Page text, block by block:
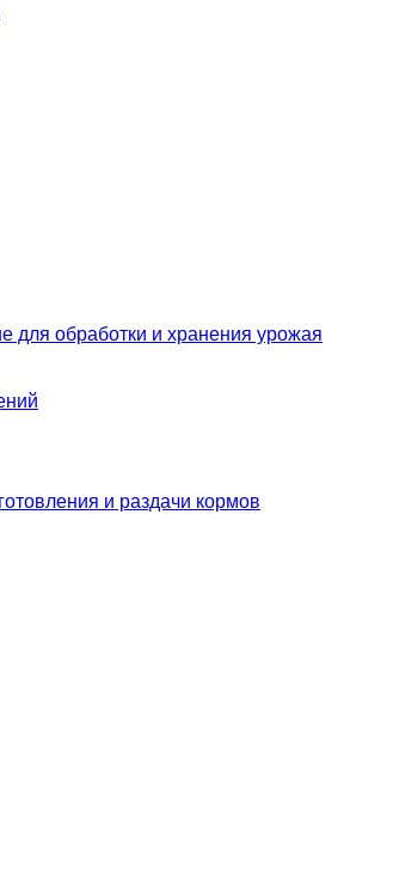
для обработки и хранения урожая
и раздачи кормов